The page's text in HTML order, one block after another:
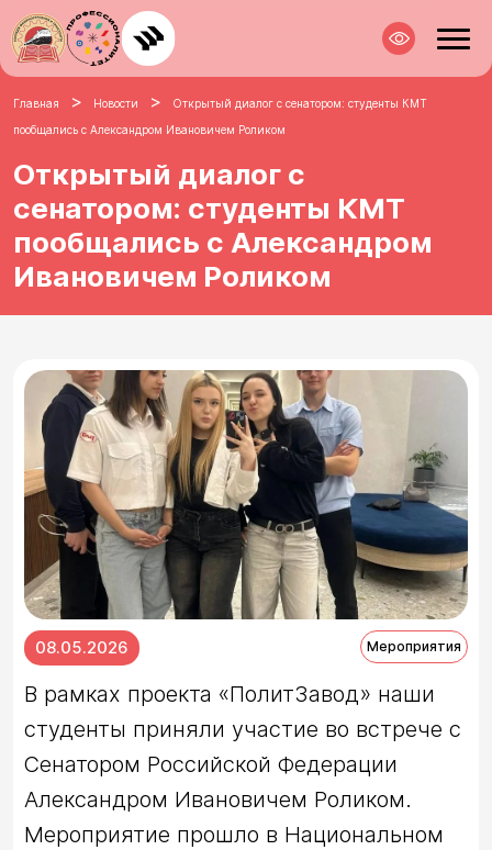
Главная > Новости >
Открытый диалог с сенатором: студенты КМТ
пообщались с Александром Ивановичем Роликом
Открытый диалог с
сенатором: студенты КМТ
пообщались с Александром
Ивановичем Роликом
Мероприятия
08.05.2026
В рамках проекта «ПолитЗавод» наши
студенты приняли участие во встрече с
Сенатором Российской Федерации
Александром Ивановичем Роликом.
Мероприятие прошло в Национальном